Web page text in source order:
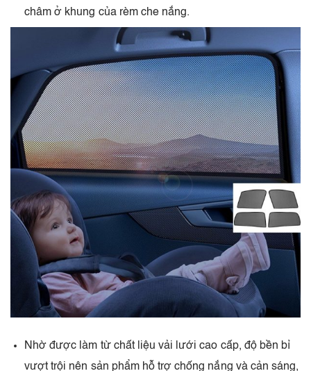
châm ở khung của rèm che nắng.
Nhờ được làm từ chất liệu vải lưới cao cấp, độ bền bỉ
vượt trội nên sản phẩm hỗ trợ chống nắng và cản sáng,